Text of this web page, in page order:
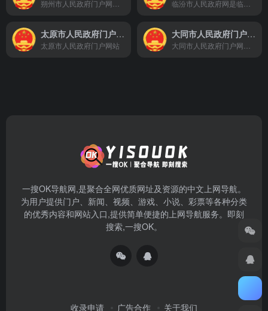
太原市人民政府门户网站
太原市人民政府门户网站
大同市人民政府门户网站
一搜OK导航网,是聚合全网优质网址及资源的中文上网导航。
为用户提供门户、新闻、视频、游戏、小说、彩票等各种分类
的优秀内容和网站入口,提供简单便捷的上网导航服务。即刻
搜索,一搜OK。
收录申请 广告合作 关于我们